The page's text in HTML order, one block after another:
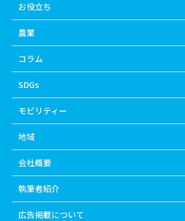
お役立ち
農業
コラム
SDGs
モビリティー
地域
会社概要
執筆者紹介
広告掲載について